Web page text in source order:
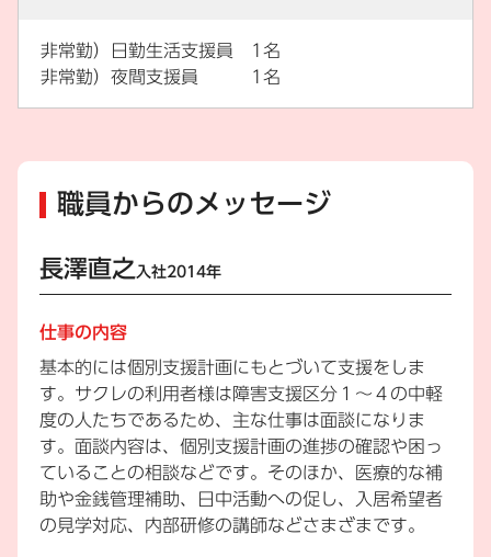
非常勤）日勤生活支援員 1名
非常勤）夜間支援員 1名
職員からのメッセージ
長澤直之 入社2014年
仕事の内容
基本的には個別支援計画にもとづいて支援をしま
す。サクレの利用者様は障害支援区分１～４の中軽
度の人たちであるため、主な仕事は面談になりま
す。面談内容は、個別支援計画の進捗の確認や困っ
ていることの相談などです。そのほか、医療的な補
助や金銭管理補助、日中活動への促し、入居希望者
の見学対応、内部研修の講師などさまざまです。